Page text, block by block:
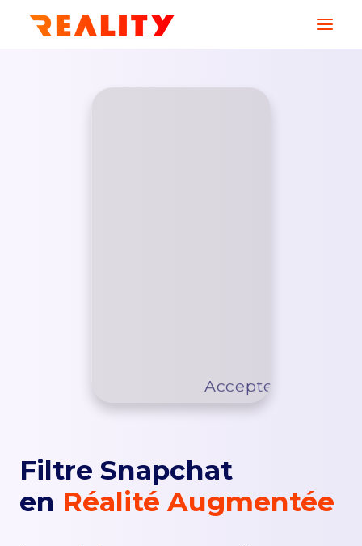
Filtre Snapchat
en Réalité Augmentée
Acceptez